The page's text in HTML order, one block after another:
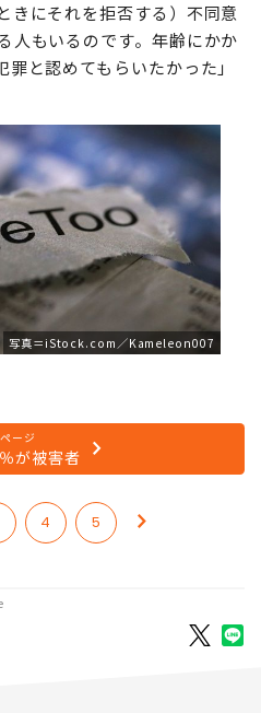
きにそれを拒否する）不同意
人もいるのです。年齢にかか
と認めてもらいたかった」
写真＝iStock.com／Kameleon007
ージ
が被害者
4 5